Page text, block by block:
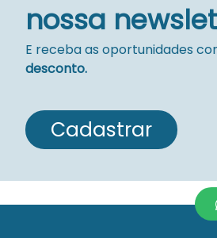
nossa
E receba as oportunidades
desconto.
Cadastrar